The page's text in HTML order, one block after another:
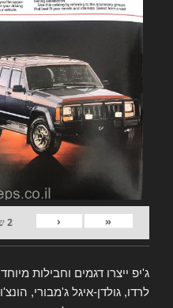
«
‹
2
ג'יפ ייצרו דגמים וחבילות
לרדו, גולדן-איגל ג'מבורי,